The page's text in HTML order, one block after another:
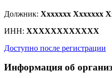
Должник: Xxxxxxx Xxxxxxx
ИНН: XXXXXXXXXXXX
Доступно после регистрации
Информация об